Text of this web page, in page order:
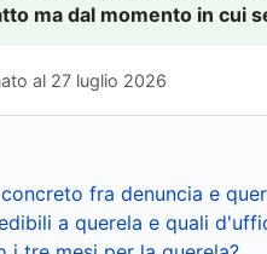
ma dal momento in cui
al 27 luglio 2026
fra denuncia e
a querela e quali